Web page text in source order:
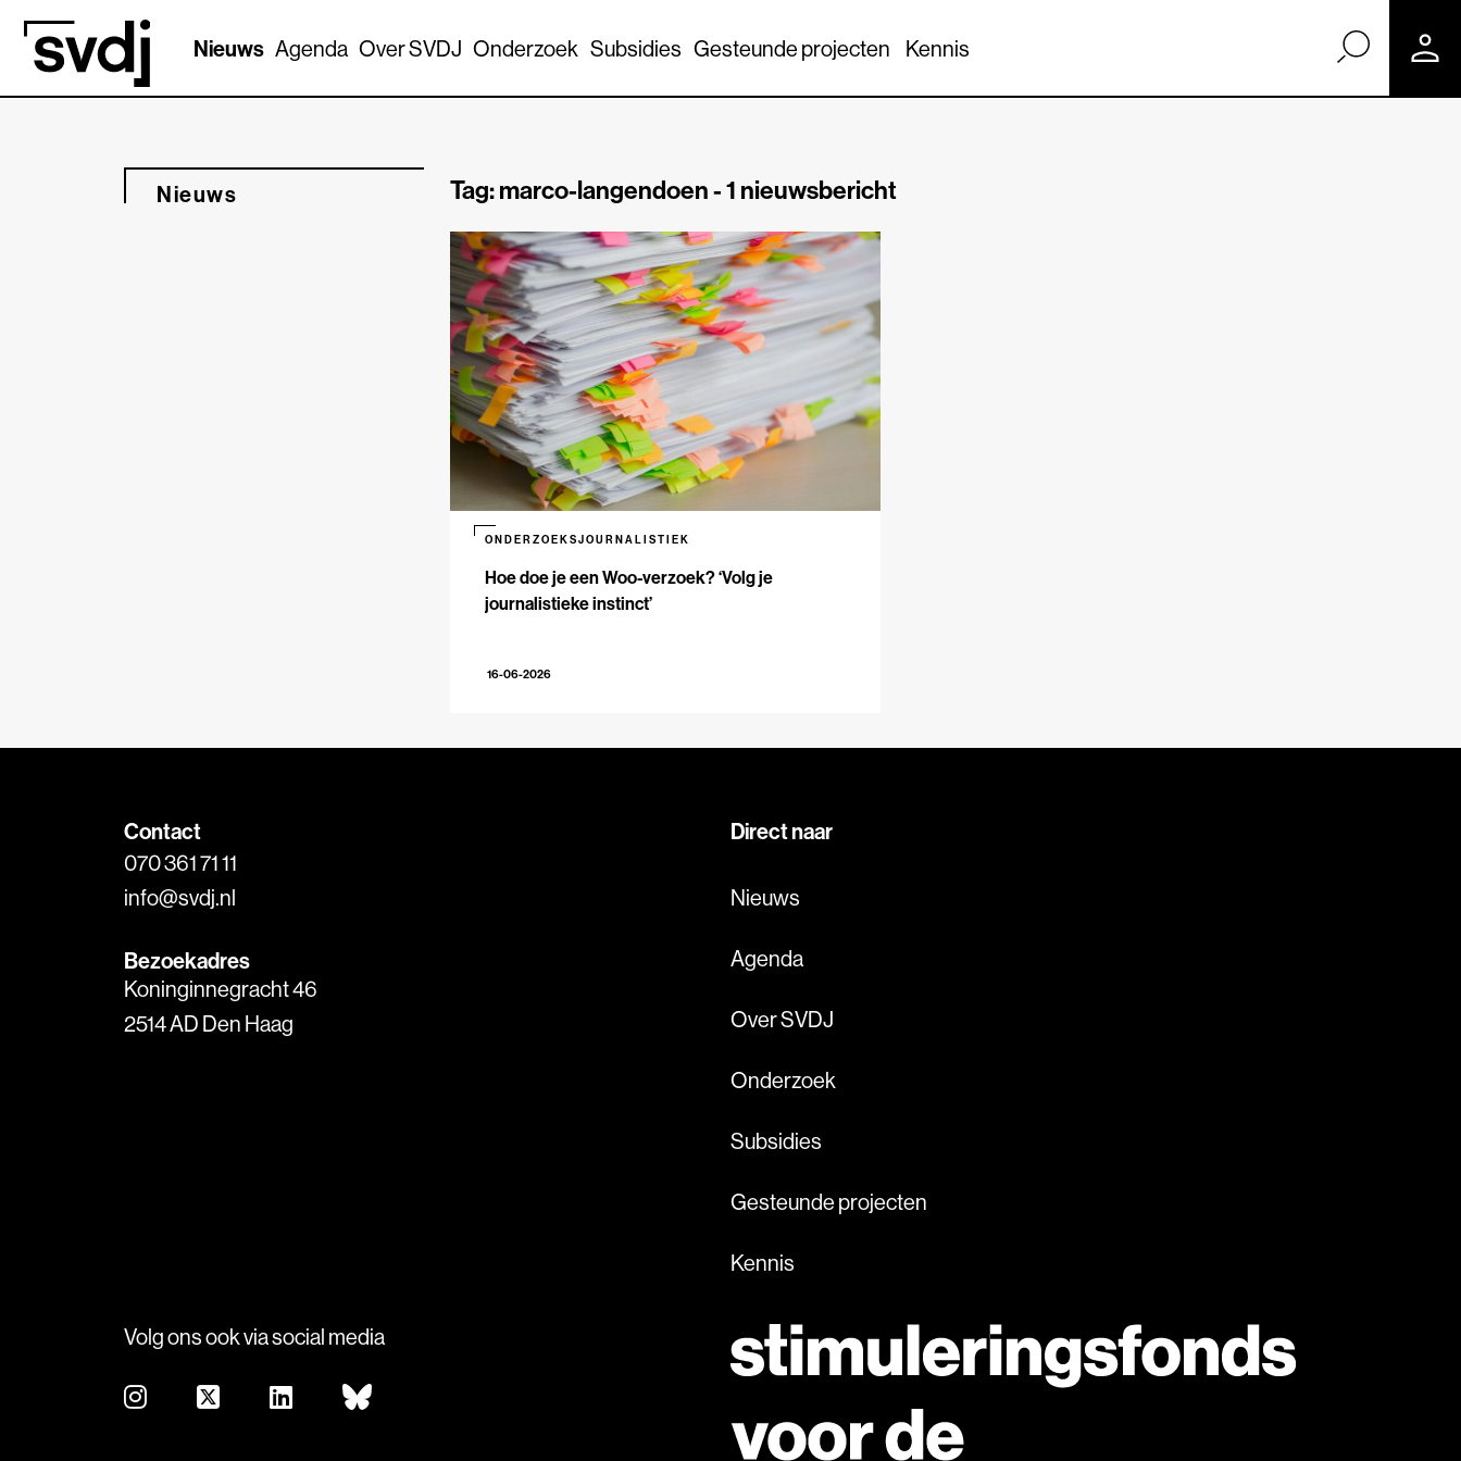
Naar hoofdinhoud
Nieuws Agenda Over SVDJ Onderzoek Subsidies Gesteunde projecten Kennis
Nieuws Tag: marco-langendoen -1 nieuwsbericht
Hoe doe je een Woo-verzoek? ‘Volg je
journalistieke instinct’
ONDERZOEKSJOURNALISTIEK
16-06-2026
Contact
070 361 71 11
info@svdj.nl
Bezoekadres
Koninginnegracht 46
2514 AD Den Haag
Direct naar
Nieuws
Agenda
Over SVDJ
Onderzoek
Subsidies
Gesteunde projecten
Kennis
Volg ons ook via social media